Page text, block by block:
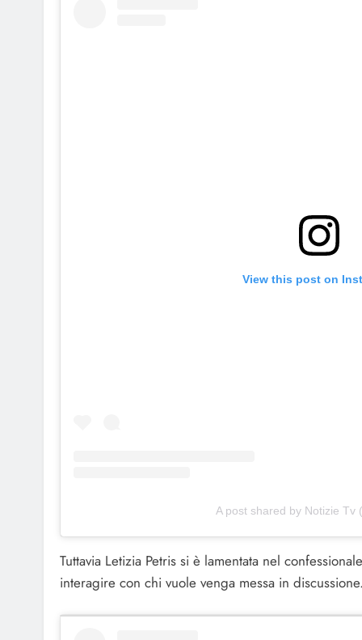
View this post on
A post shared by Notizie Tv
Tuttavia Letizia Petris si è lamentata nel
interagire con chi vuole venga messa in discussione.